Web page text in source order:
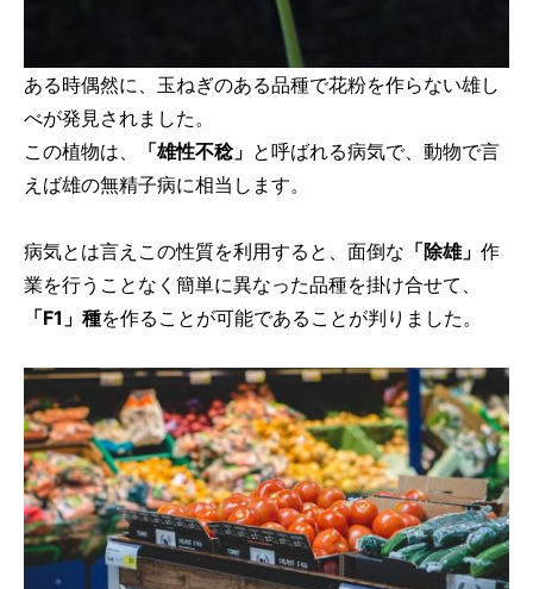
ある時偶然に、玉ねぎのある品種で花粉を作らない雄し
べが発見されました。
この植物は、
「雄性不稔」 と呼ばれる病気で、動物で言
えば雄の無精子病に相当します。
病気とは言えこの性質を利用すると、面倒な 「除雄」 作
業を行うことなく簡単に異なった品種を掛け合せて、
「F1」種を作ることが可能であることが判りました。